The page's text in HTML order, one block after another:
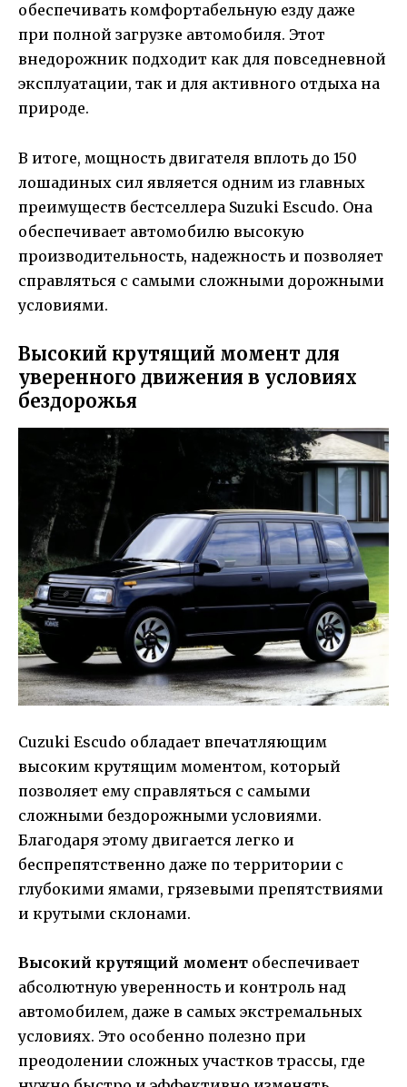
обеспечивать комфортабельную езду даже
при полной загрузке автомобиля. Этот
внедорожник подходит как для повседневной
эксплуатации, так и для активного отдыха на
природе.
В итоге, мощность двигателя вплоть до 150
лошадиных сил является одним из главных
преимуществ бестселлера Suzuki Escudo. Она
обеспечивает автомобилю высокую
производительность, надежность и позволяет
справляться с самыми сложными дорожными
условиями.
Высокий крутящий момент для
уверенного движения в условиях
бездорожья
Сuzuki Escudo обладает впечатляющим
высоким крутящим моментом, который
позволяет ему справляться с самыми
сложными бездорожными условиями.
Благодаря этому двигается легко и
беспрепятственно даже по территории с
глубокими ямами, грязевыми препятствиями
и крутыми склонами.
Высокий крутящий момент обеспечивает
абсолютную уверенность и контроль над
автомобилем, даже в самых экстремальных
условиях. Это особенно полезно при
преодолении сложных участков трассы, где